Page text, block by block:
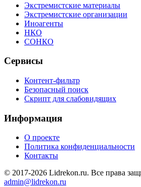
Экстремистские материалы
Экстремистские организации
Иноагенты
НКО
СОНКО
Сервисы
Контент-фильтр
Безопасный поиск
Скрипт для слабовидящих
Информация
О проекте
Политика конфиденциальности
Контакты
© 2017-2026 Lidrekon.ru. Все права
admin@lidrekon.ru